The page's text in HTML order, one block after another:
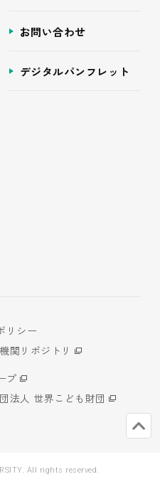
お問い合わせ
デジタルパンフレット
リシー
関リポジトリ
プ
法人 世界こども財団
All rights reserved.